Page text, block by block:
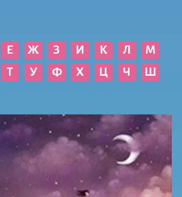
Е Ж З И К Л
М
Т У Ф Х Ц Ч
Ш